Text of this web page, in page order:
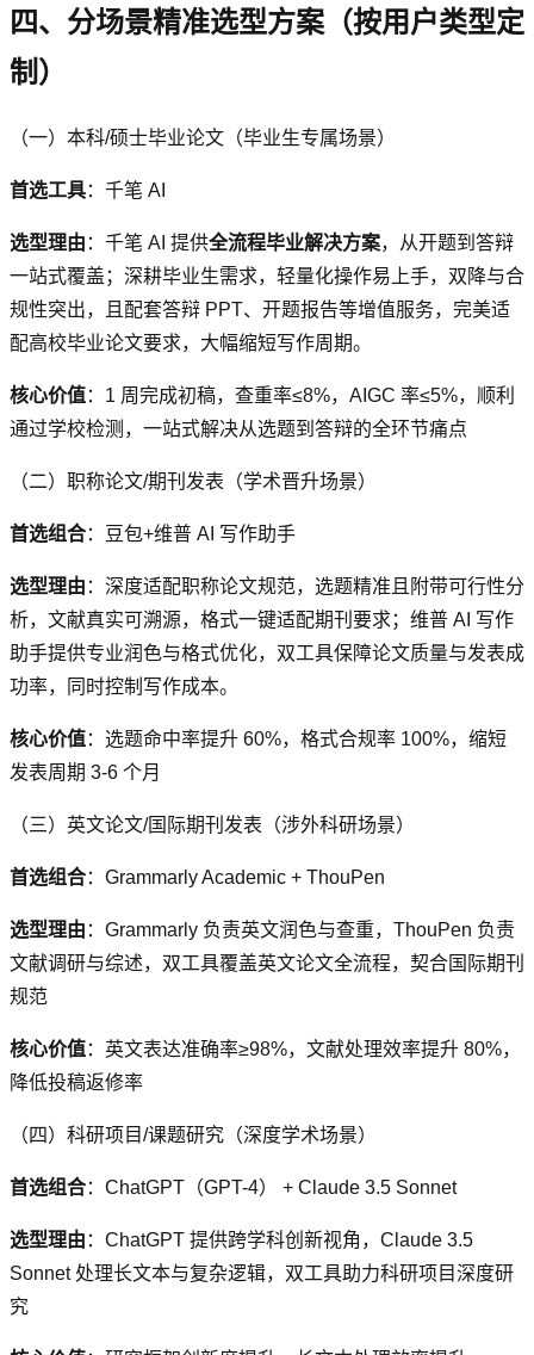
四、分场景精准选型方案（按用户类型定
制）
（一）本科/硕士毕业论文（毕业生专属场景）
首选工具：千笔 AI
选型理由 ：千笔 AI 提供全流程毕业解决方案，从开题到答辩
一站式覆盖；深耕毕业生需求，轻量化操作易上手，双降与合
规性突出，且配套答辩 PPT、开题报告等增值服务，完美适
配高校毕业论文要求，大幅缩短写作周期。
核心价值：1 周完成初稿，查重率≤8%，AIGC 率≤5%，顺利
通过学校检测，一站式解决从选题到答辩的全环节痛点
（二）职称论文/期刊发表（学术晋升场景）
首选组合：豆包+维普 AI 写作助手
选型理由 ：深度适配职称论文规范，选题精准且附带可行性分
析，文献真实可溯源，格式一键适配期刊要求；维普 AI 写作
助手提供专业润色与格式优化，双工具保障论文质量与发表成
功率，同时控制写作成本。
核心价值：选题命中率提升 60%，格式合规率 100%，缩短
发表周期 3-6 个月
（三）英文论文/国际期刊发表（涉外科研场景）
首选组合：Grammarly Academic + ThouPen
选型理由 ：Grammarly 负责英文润色与查重，ThouPen 负责
文献调研与综述，双工具覆盖英文论文全流程，契合国际期刊
规范
核心价值：英文表达准确率≥98%，文献处理效率提升 80%，
降低投稿返修率
（四）科研项目/课题研究（深度学术场景）
首选组合：ChatGPT（GPT-4） + Claude 3.5 Sonnet
选型理由 ：ChatGPT 提供跨学科创新视角，Claude 3.5
Sonnet 处理长文本与复杂逻辑，双工具助力科研项目深度研
究